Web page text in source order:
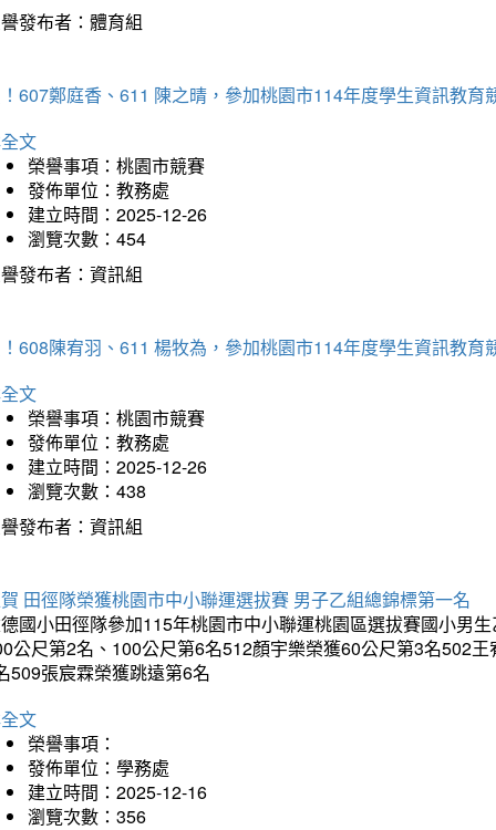
發布者：體育組
607鄭庭香、611 陳之晴，參加桃園市114年度學生資訊教育
文
榮譽事項：桃園市競賽
發佈單位：教務處
建立時間：2025-12-26
瀏覽次數：454
發布者：資訊組
608陳宥羽、611 楊牧為，參加桃園市114年度學生資訊教育
文
榮譽事項：桃園市競賽
發佈單位：教務處
建立時間：2025-12-26
瀏覽次數：438
發布者：資訊組
田徑隊榮獲桃園市中小聯運選拔賽 男子乙組總錦標第一名
國小田徑隊參加115年桃園市中小聯運桃園區選拔賽國小男
公尺第2名、100公尺第6名512顏宇樂榮獲60公尺第3名502
509張宸霖榮獲跳遠第6名
文
榮譽事項：
發佈單位：學務處
建立時間：2025-12-16
瀏覽次數：356